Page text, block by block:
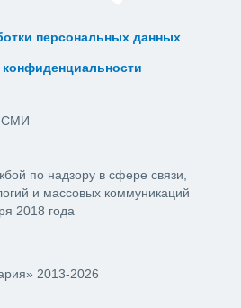
персональных данных
конфиденциальности
2013-2026
СМИ
по надзору в сфере связи,
и массовых коммуникаций
2018 года